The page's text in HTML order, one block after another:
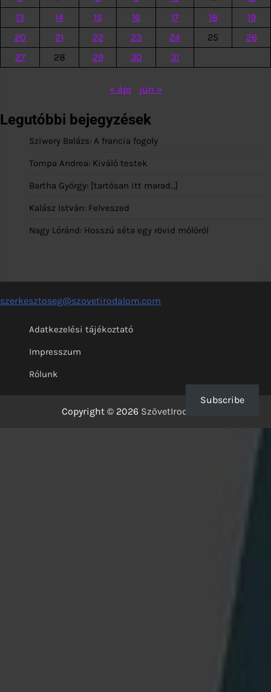
13
14 15 16 17 18
19
20
21 22 23 24 25
26
27
28 29 30 31
« ápr jún »
Legutóbbi bejegyzések
Sziwery Balázs: A francia fogoly
Tompa Andrea: Kiváló testek
Bartha György: [tartósan itt marad…]
Kalász István: Felveszed
Nagy Lóránd: Hosszú séta egy rövid mólóról
szerkesztoseg@szovetirodalom.com
Adatkezelési tájékoztató
Impresszum
Rólunk
Copyright © 2026 SzövetIrodalom
Subscribe